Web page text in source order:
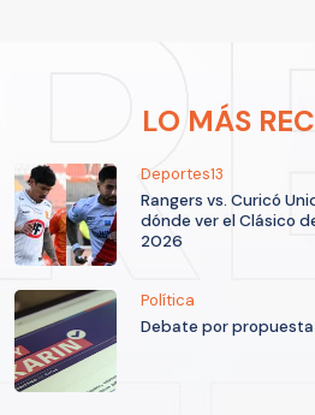
LO MÁS
Deportes13
Rangers vs. Curicó
dónde ver el Clásico
2026
Política
Debate por